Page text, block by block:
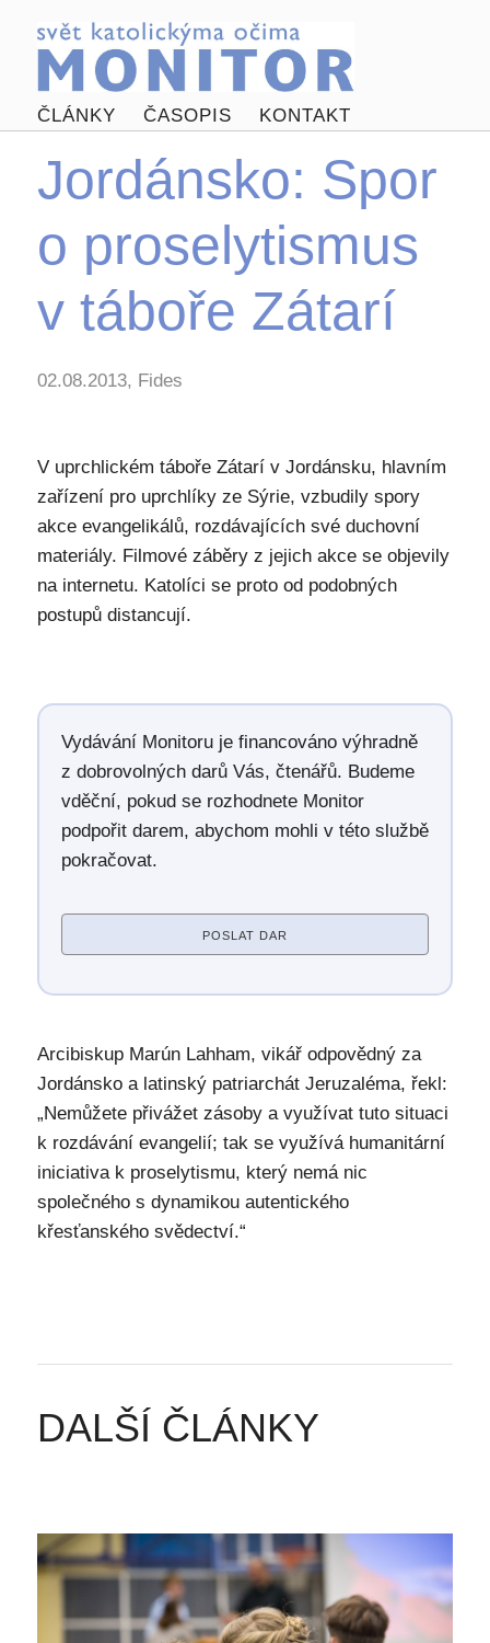
ČLÁNKY ČASOPIS KONTAKT
Jordánsko: Spor
o proselytismus
v táboře Zátarí
02.08.2013, Fides
V uprchlickém táboře Zátarí v Jordánsku, hlavním
zařízení pro uprchlíky ze Sýrie, vzbudily spory
akce evangelikálů, rozdávajících své duchovní
materiály. Filmové záběry z jejich akce se objevily
na internetu. Katolíci se proto od podobných
postupů distancují.
Vydávání Monitoru je financováno výhradně
z dobrovolných darů Vás, čtenářů. Budeme
vděční, pokud se rozhodnete Monitor
podpořit darem, abychom mohli v této službě
pokračovat.
POSLAT DAR
Arcibiskup Marún Lahham, vikář odpovědný za
Jordánsko a latinský patriarchát Jeruzaléma, řekl:
„Nemůžete přivážet zásoby a využívat tuto situaci
k rozdávání evangelií; tak se využívá humanitární
iniciativa k proselytismu, který nemá nic
společného s dynamikou autentického
křesťanského svědectví.“
DALŠÍ ČLÁNKY